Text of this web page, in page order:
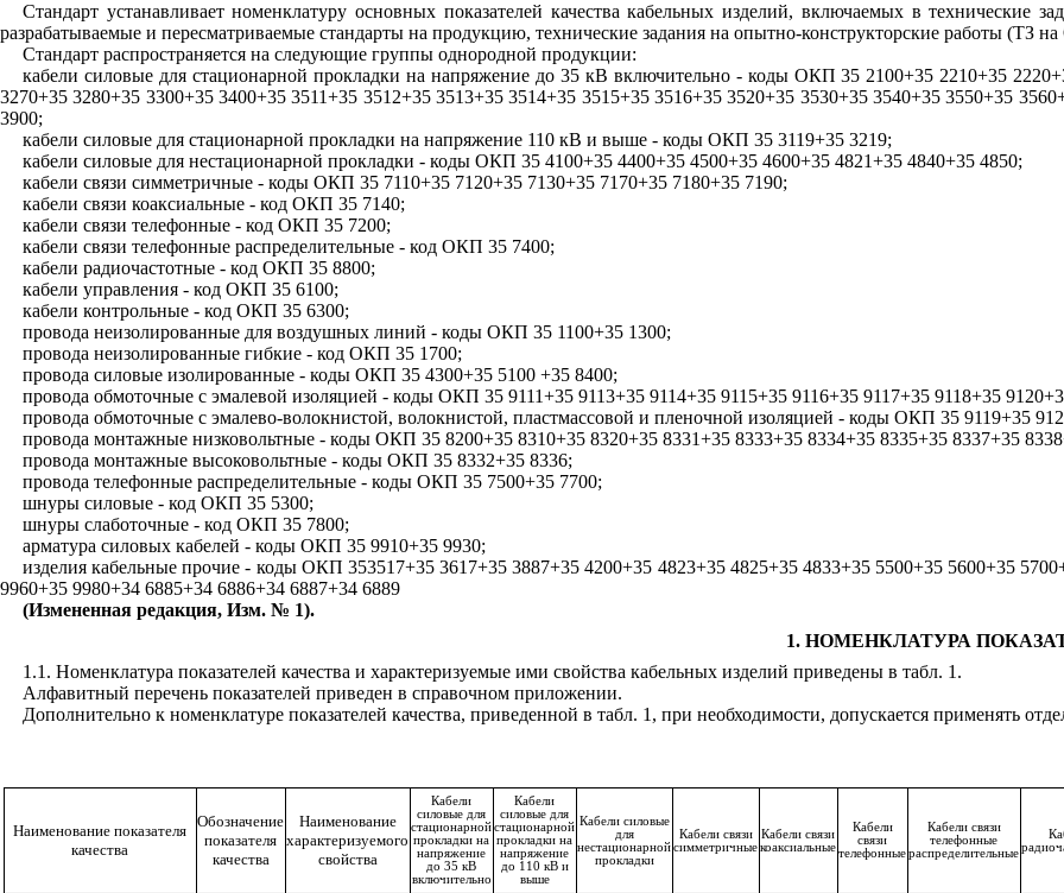
Стандарт устанавливает номенклатуру основных показателей качества кабельных изделий, включаемых в
разрабатываемые и пересматриваемые стандарты на продукцию, технические задания на опытно-конструкторские работы (ТЗ
Стандарт распространяется на следующие группы однородной продукции:
кабели силовые для стационарной прокладки на напряжение до 35 кВ включительно - коды ОКП 35 2100+35 2210+35
3270+35 3280+35 3300+35 3400+35 3511+35 3512+35 3513+35 3514+35 3515+35 3516+35 3520+35 3530+35 3540+35 3550+35
3900;
кабели силовые для стационарной прокладки на напряжение 110 кВ и выше - коды ОКП 35 3119+35 3219;
кабели силовые для нестационарной прокладки - коды ОКП 35 4100+35 4400+35 4500+35 4600+35 4821+35 4840+35 4850;
кабели связи симметричные - коды ОКП 35 7110+35 7120+35 7130+35 7170+35 7180+35 7190;
кабели связи коаксиальные - код ОКП 35 7140;
кабели связи телефонные - код ОКП 35 7200;
кабели связи телефонные распределительные - код ОКП 35 7400;
кабели радиочастотные - код ОКП 35 8800;
кабели управления - код ОКП 35 6100;
кабели контрольные - код ОКП 35 6300;
провода неизолированные для воздушных линий - коды ОКП 35 1100+35 1300;
провода неизолированные гибкие - код ОКП 35 1700;
провода силовые изолированные - коды ОКП 35 4300+35 5100 +35 8400;
провода обмоточные с эмалевой изоляцией - коды ОКП 35 9111+35 9113+35 9114+35 9115+35 9116+35 9117+35 9118+35
провода обмоточные с эмалево-волокнистой, волокнистой, пластмассовой и пленочной изоляцией - коды ОКП 35 9119+35
провода монтажные низковольтные - коды ОКП 35 8200+35 8310+35 8320+35 8331+35 8333+35 8334+35 8335+35 8337+35
провода монтажные высоковольтные - коды ОКП 35 8332+35 8336;
провода телефонные распределительные - коды ОКП 35 7500+35 7700;
шнуры силовые - код ОКП 35 5300;
шнуры слаботочные - код ОКП 35 7800;
арматура силовых кабелей - коды ОКП 35 9910+35 9930;
изделия кабельные прочие - коды ОКП 353517+35 3617+35 3887+35 4200+35 4823+35 4825+35 4833+35 5500+35 5600+35
9960+35 9980+34 6885+34 6886+34 6887+34 6889
(Измененная редакция, Изм. № 1).
1. НОМЕНКЛАТУРА
1.1. Номенклатура показателей качества и характеризуемые ими свойства кабельных изделий приведены в табл. 1.
Алфавитный перечень показателей приведен в справочном приложении.
Дополнительно к номенклатуре показателей качества, приведенной в табл. 1, при необходимости, допускается применять
Наименование показателя
качества
Обозначение
показателя
качества
Наименование
характеризуемого
свойства
Кабели
силовые для
стационарной
прокладки на
напряжение
до 35 кВ
включительно
Кабели
силовые для
стационарной
прокладки на
напряжение
до 110 кВ и
выше
Кабели силовые
для
нестационарной
прокладки
Кабели связи
симметричные
Кабели связи
коаксиальные
Кабели
связи
телефонные
Кабели связи
телефонные
распределительные